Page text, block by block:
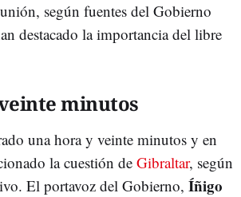
según fuentes del Gobierno
destacado la importancia del libre
minutos
una hora y veinte minutos y en
la cuestión de Gibraltar, según
El portavoz del Gobierno, Íñigo